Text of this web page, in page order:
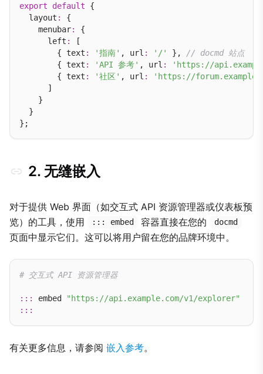
export
default {
  layout
:
{
    menubar
:
{
      left
:
[
        { text
: '指南' , url : '/' },
// docmd 站点
        { text
: 'API 参考' , url :
'https://
        { text
: '社区' , url :
'https://
      ]
    }
  }
2. 无缝嵌入
对于提供 Web 界面（如交互式 API 资源管理器或仪表板预
览）的工具，使用
::: embed 容器直接在您的 docmd
页面中显示它们。这可以将用户留在您的品牌环境中。
# 交互式 API 资源管理器
::: embed
"https://api.example.com/v1/explorer"
:::
有关更多信息，请参阅 嵌入参考。